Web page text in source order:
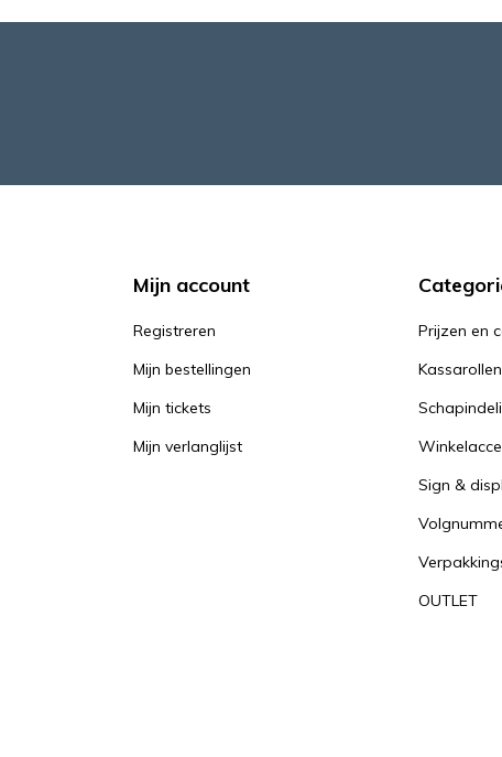
Mijn account
Registreren
Mijn bestellingen
Mijn tickets
Mijn verlanglijst
Prijzen en
Kassarollen
Sign &
OUTLET